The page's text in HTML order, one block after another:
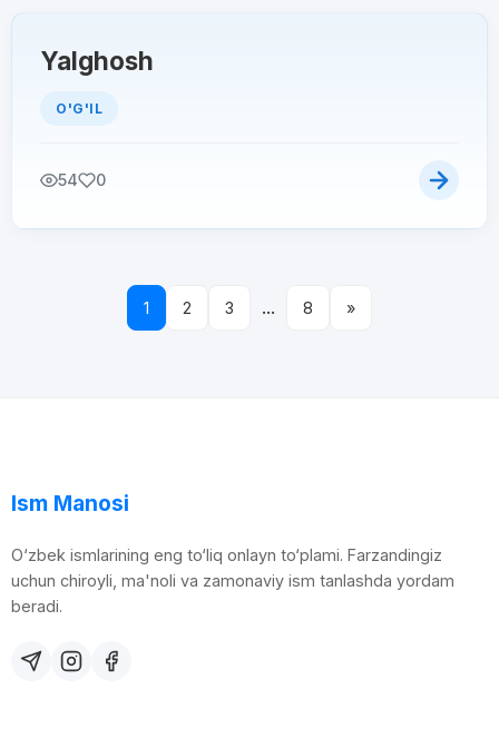
Yalghosh
O'G'IL
54 0
1 2 3 ... 8 »
Ism Manosi
O‘zbek ismlarining eng to‘liq onlayn to‘plami. Farzandingiz
uchun chiroyli, ma'noli va zamonaviy ism tanlashda yordam
beradi.